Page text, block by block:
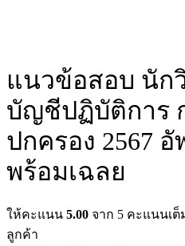
แนวข้อสอบ นัก
บัญชีปฏิบัติการ
ปกครอง 2567
พร้อมเฉลย
ให้คะแนน 5.00 จาก 5 คะแนนเ
ลูกค้า